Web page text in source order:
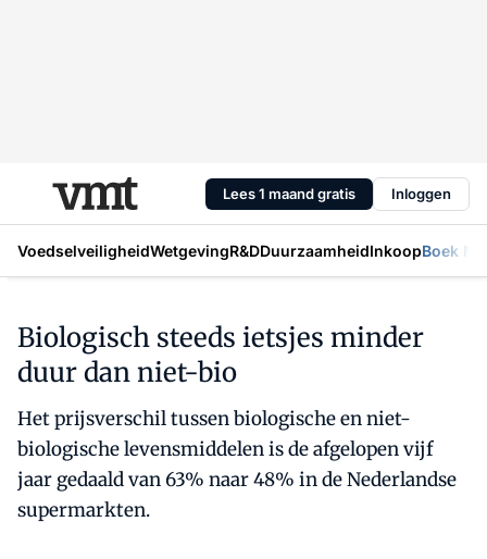
Lees 1 maand gratis Inloggen
VoedselveiligheidWetgevingR&DDuurzaamheidInkoopBoek
Biologisch steeds ietsjes minder
duur dan niet-bio
Het prijsverschil tussen biologische en niet-
biologische levensmiddelen is de afgelopen vijf
jaar gedaald van 63% naar 48% in de Nederlandse
supermarkten.